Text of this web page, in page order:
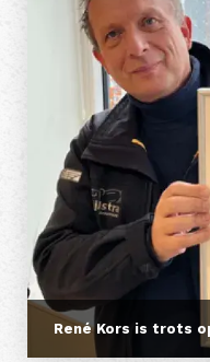
René Kors is trots